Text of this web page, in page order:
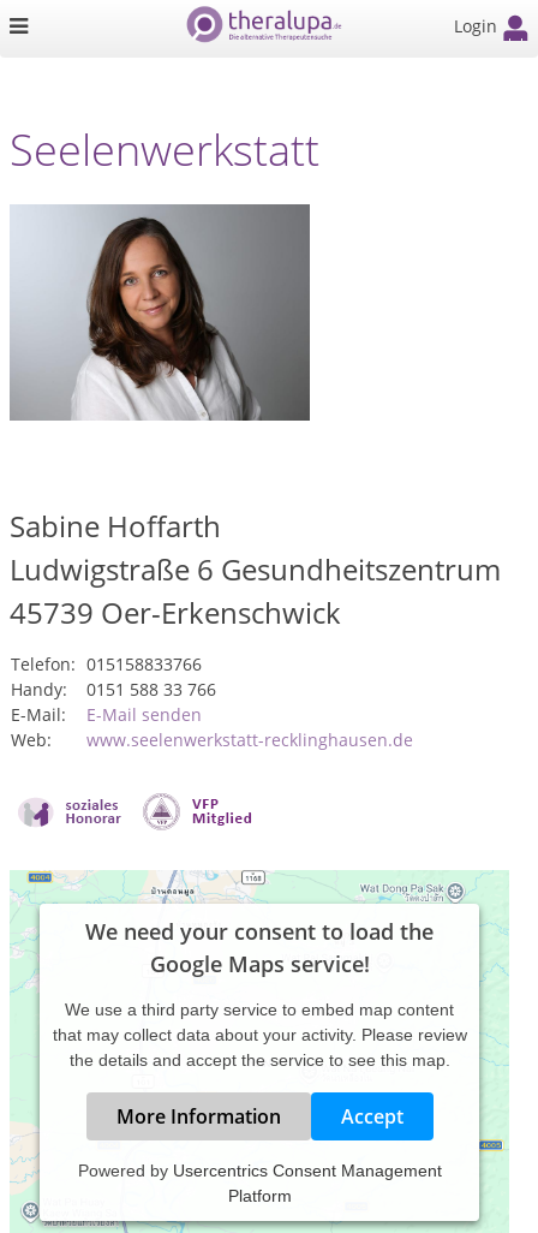
Login
Seelenwerkstatt
Sabine Hoffarth
Ludwigstraße 6 Gesundheitszentrum
45739 Oer-Erkenschwick
Telefon: 015158833766
Handy:
0151 588 33 766
E-Mail:
E-Mail senden
Web:
www.seelenwerkstatt-recklinghausen.de
We need your consent to load the
Google Maps service!
We use a third party service to embed map content
that may collect data about your activity. Please review
the details and accept the service to see this map.
More Information Accept
Powered by Usercentrics Consent Management
Platform
Praxiszeiten: